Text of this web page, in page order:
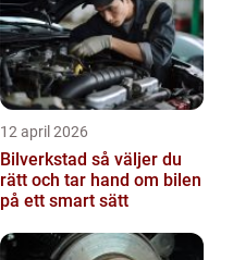
12 april 2026
Bilverkstad så väljer du
rätt och tar hand om bilen
på ett smart sätt